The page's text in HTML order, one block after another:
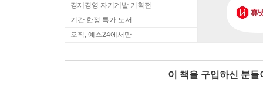
경제경영 자기계발 기획전
기간 한정 특가 도서
오직, 예스24에서만
이 책을 구입하신 분